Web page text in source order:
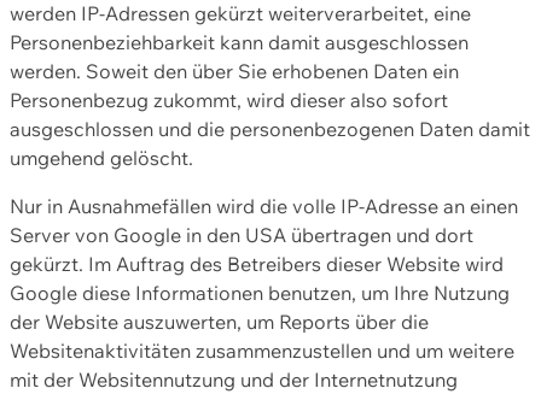
werden IP-Adressen gekürzt weiterverarbeitet, eine
Personenbeziehbarkeit kann damit ausgeschlossen
werden. Soweit den über Sie erhobenen Daten ein
Personenbezug zukommt, wird dieser also sofort
ausgeschlossen und die personenbezogenen Daten damit
umgehend gelöscht.
Nur in Ausnahmefällen wird die volle IP-Adresse an einen
Server von Google in den USA übertragen und dort
gekürzt. Im Auftrag des Betreibers dieser Website wird
Google diese Informationen benutzen, um Ihre Nutzung
der Website auszuwerten, um Reports über die
Websitenaktivitäten zusammenzustellen und um weitere
mit der Websitennutzung und der Internetnutzung